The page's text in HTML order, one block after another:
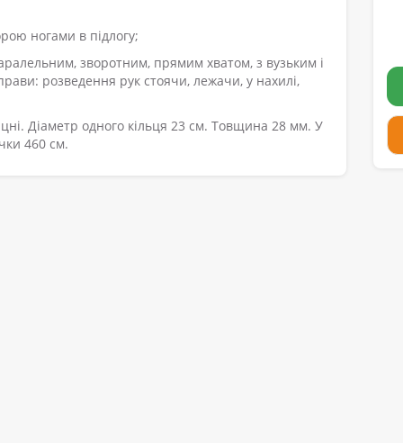
ногами в підлогу;
зворотним, прямим хватом, з вузьким і
розведення рук стоячи, лежачи, у нахилі,
Діаметр одного кільця 23 см. Товщина 28 мм. У
460 см.